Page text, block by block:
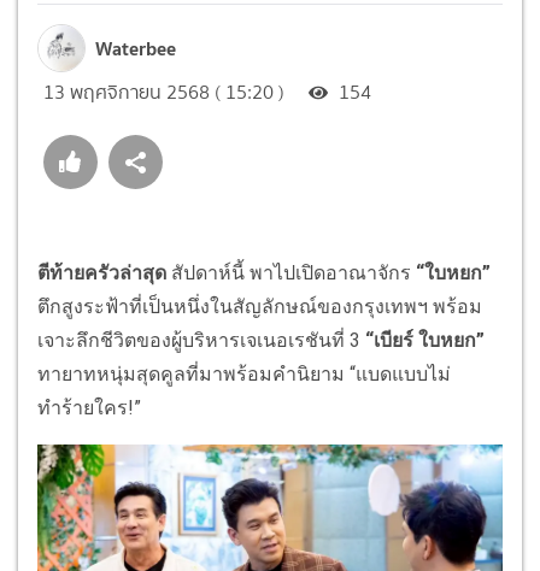
Waterbee
13 พฤศจิกายน 2568 ( 15:20 ) 154
ตีท้ายครัวล่าสุด สัปดาห์นี้ พาไปเปิดอาณาจักร “ใบหยก”
ตึกสูงระฟ้าที่เป็นหนึ่งในสัญลักษณ์ของกรุงเทพฯ พร้อม
เจาะลึกชีวิตของผู้บริหารเจเนอเรชันที่ 3 “เบียร์ ใบหยก”
ทายาทหนุ่มสุดคูลที่มาพร้อมคำนิยาม “แบดแบบไม่
ทำร้ายใคร!”